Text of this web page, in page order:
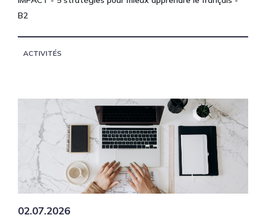
B2
ACTIVITÉS
02.07.2026